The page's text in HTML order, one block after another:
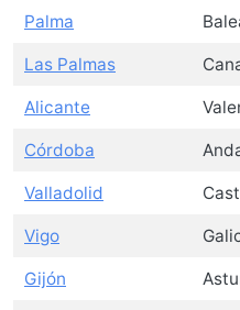
Palma
Las Palmas
Alicante
Córdoba
Valladolid
Vigo
Gijón